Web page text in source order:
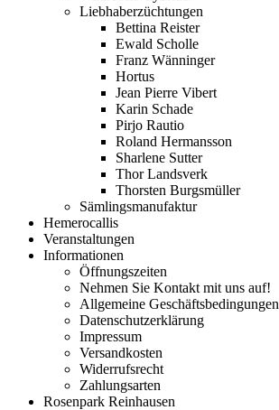
Liebhaberzüchtungen
Bettina Reister
Ewald Scholle
Franz Wänninger
Hortus
Jean Pierre Vibert
Karin Schade
Pirjo Rautio
Roland Hermansson
Sharlene Sutter
Thor Landsverk
Thorsten Burgsmüller
Sämlingsmanufaktur
Hemerocallis
Veranstaltungen
Informationen
Öffnungszeiten
Nehmen Sie Kontakt mit uns auf!
Allgemeine Geschäftsbedingungen
Datenschutzerklärung
Impressum
Versandkosten
Widerrufsrecht
Zahlungsarten
Rosenpark Reinhausen